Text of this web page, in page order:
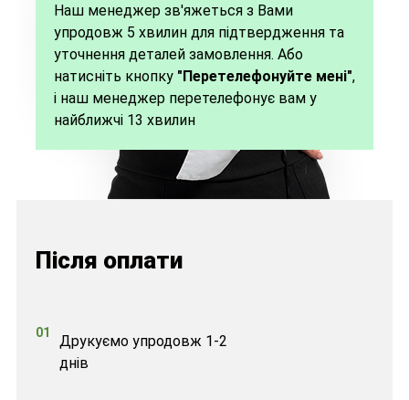
Наш менеджер зв'яжеться з Вами
упродовж 5 хвилин для підтвердження та
уточнення деталей замовлення. Або
натисніть кнопку "Перетелефонуйте мені",
і наш менеджер перетелефонує вам у
найближчі 13 хвилин
Після оплати
01
Друкуємо упродовж 1-2
днів